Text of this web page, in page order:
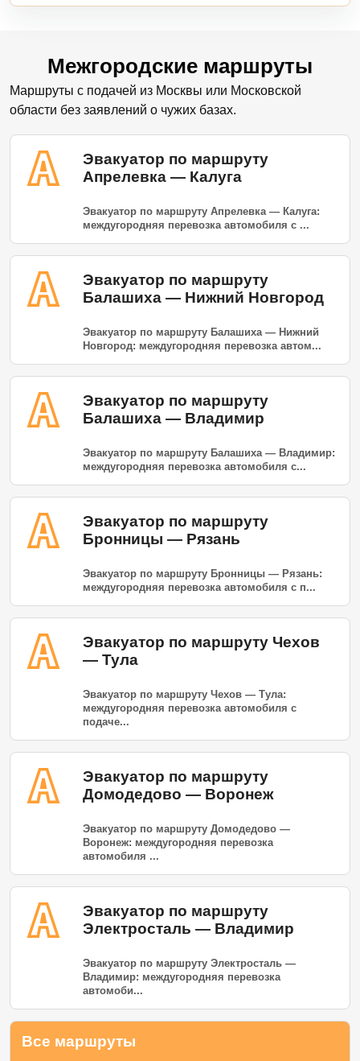
Межгородские маршруты
Маршруты с подачей из Москвы или Московской
области без заявлений о чужих базах.
Эвакуатор по маршруту
Апрелевка — Калуга
Эвакуатор по маршруту Апрелевка — Калуга:
междугородняя перевозка автомобиля с ...
Эвакуатор по маршруту
Балашиха — Нижний Новгород
Эвакуатор по маршруту Балашиха — Нижний
Новгород: междугородняя перевозка автом...
Эвакуатор по маршруту
Балашиха — Владимир
Эвакуатор по маршруту Балашиха — Владимир:
междугородняя перевозка автомобиля с...
Эвакуатор по маршруту
Бронницы — Рязань
Эвакуатор по маршруту Бронницы — Рязань:
междугородняя перевозка автомобиля с п...
Эвакуатор по маршруту Чехов
— Тула
Эвакуатор по маршруту Чехов — Тула:
междугородняя перевозка автомобиля с
подаче...
Эвакуатор по маршруту
Домодедово — Воронеж
Эвакуатор по маршруту Домодедово —
Воронеж: междугородняя перевозка
автомобиля ...
Эвакуатор по маршруту
Электросталь — Владимир
Эвакуатор по маршруту Электросталь —
Владимир: междугородняя перевозка
автомоби...
Все маршруты